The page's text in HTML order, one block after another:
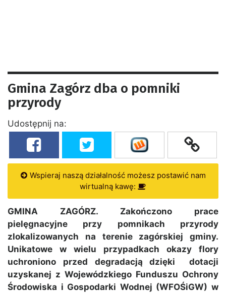
Gmina Zagórz dba o pomniki
przyrody
Udostępnij na:
Wspieraj naszą działalność możesz postawić nam
wirtualną kawę:
GMINA ZAGÓRZ. Zakończono prace
pielęgnacyjne przy pomnikach przyrody
zlokalizowanych na terenie zagórskiej gminy.
Unikatowe w wielu przypadkach okazy flory
uchroniono przed degradacją dzięki dotacji
uzyskanej z Wojewódzkiego Funduszu Ochrony
Środowiska i Gospodarki Wodnej (WFOŚiGW) w